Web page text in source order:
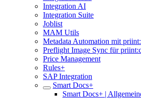
Integration AI
Integration Suite
Joblist
MAM Utils
Metadata Automation mit
Preflight Image Sync für
Price Management
Rules+
SAP Integration
Smart Docs+
Smart Docs+ |